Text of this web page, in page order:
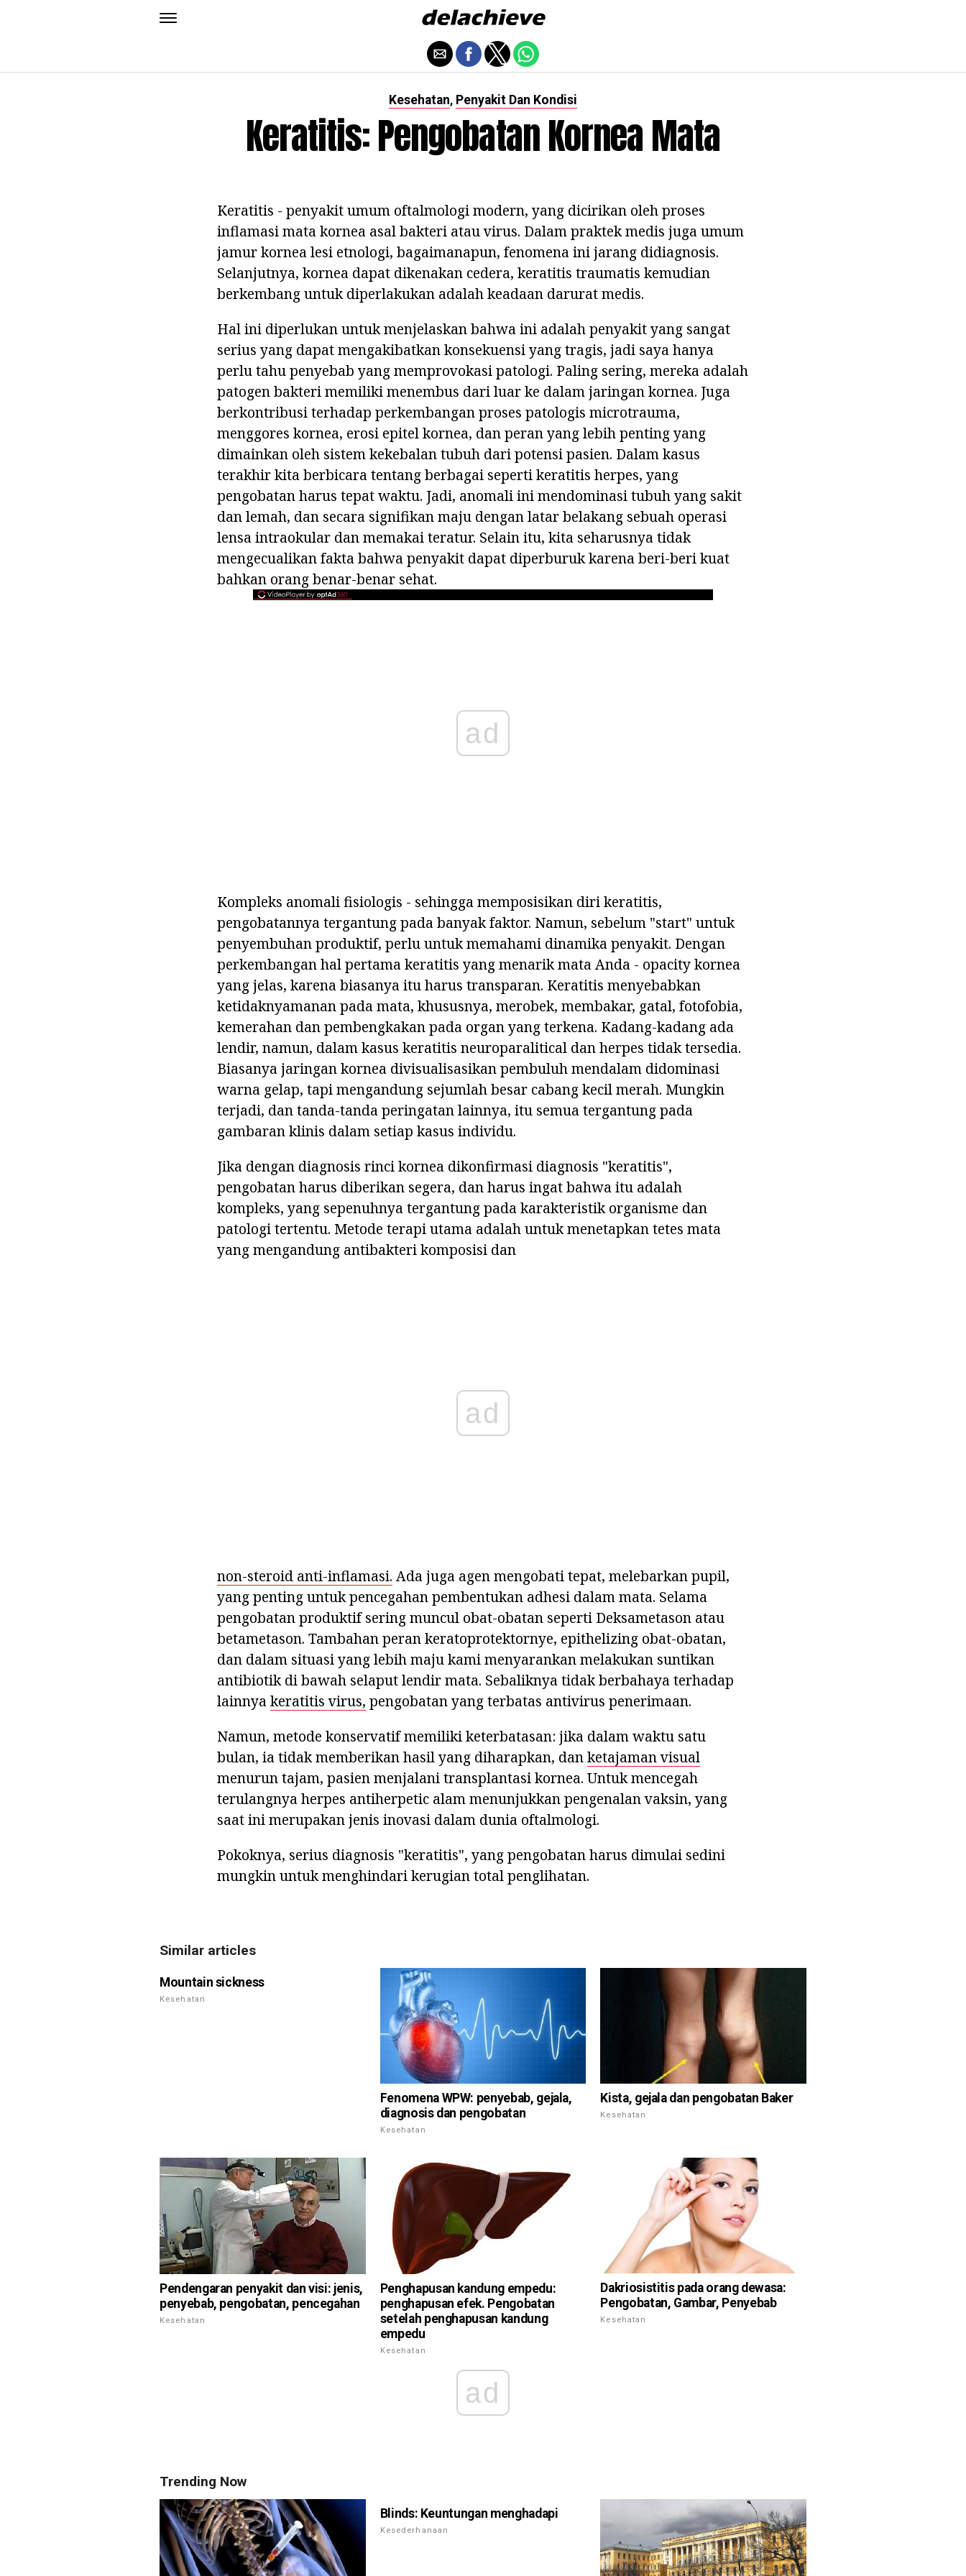
Kesehatan, Penyakit Dan Kondisi
Keratitis: Pengobatan Kornea Mata
Keratitis - penyakit umum oftalmologi modern, yang dicirikan oleh proses
inflamasi mata kornea asal bakteri atau virus. Dalam praktek medis juga umum
jamur kornea lesi etnologi, bagaimanapun, fenomena ini jarang didiagnosis.
Selanjutnya, kornea dapat dikenakan cedera, keratitis traumatis kemudian
berkembang untuk diperlakukan adalah keadaan darurat medis.
Hal ini diperlukan untuk menjelaskan bahwa ini adalah penyakit yang sangat
serius yang dapat mengakibatkan konsekuensi yang tragis, jadi saya hanya
perlu tahu penyebab yang memprovokasi patologi. Paling sering, mereka adalah
patogen bakteri memiliki menembus dari luar ke dalam jaringan kornea. Juga
berkontribusi terhadap perkembangan proses patologis microtrauma,
menggores kornea, erosi epitel kornea, dan peran yang lebih penting yang
dimainkan oleh sistem kekebalan tubuh dari potensi pasien. Dalam kasus
terakhir kita berbicara tentang berbagai seperti keratitis herpes, yang
pengobatan harus tepat waktu. Jadi, anomali ini mendominasi tubuh yang sakit
dan lemah, dan secara signifikan maju dengan latar belakang sebuah operasi
lensa intraokular dan memakai teratur. Selain itu, kita seharusnya tidak
mengecualikan fakta bahwa penyakit dapat diperburuk karena beri-beri kuat
bahkan orang benar-benar sehat.
ad
Kompleks anomali fisiologis - sehingga memposisikan diri keratitis,
pengobatannya tergantung pada banyak faktor. Namun, sebelum "start" untuk
penyembuhan produktif, perlu untuk memahami dinamika penyakit. Dengan
perkembangan hal pertama keratitis yang menarik mata Anda - opacity kornea
yang jelas, karena biasanya itu harus transparan. Keratitis menyebabkan
ketidaknyamanan pada mata, khususnya, merobek, membakar, gatal, fotofobia,
kemerahan dan pembengkakan pada organ yang terkena. Kadang-kadang ada
lendir, namun, dalam kasus keratitis neuroparalitical dan herpes tidak tersedia.
Biasanya jaringan kornea divisualisasikan pembuluh mendalam didominasi
warna gelap, tapi mengandung sejumlah besar cabang kecil merah. Mungkin
terjadi, dan tanda-tanda peringatan lainnya, itu semua tergantung pada
gambaran klinis dalam setiap kasus individu.
Jika dengan diagnosis rinci kornea dikonfirmasi diagnosis "keratitis",
pengobatan harus diberikan segera, dan harus ingat bahwa itu adalah
kompleks, yang sepenuhnya tergantung pada karakteristik organisme dan
patologi tertentu. Metode terapi utama adalah untuk menetapkan tetes mata
yang mengandung antibakteri komposisi dan
ad
non-steroid anti-inflamasi. Ada juga agen mengobati tepat, melebarkan pupil,
yang penting untuk pencegahan pembentukan adhesi dalam mata. Selama
pengobatan produktif sering muncul obat-obatan seperti Deksametason atau
betametason. Tambahan peran keratoprotektornye, epithelizing obat-obatan,
dan dalam situasi yang lebih maju kami menyarankan melakukan suntikan
antibiotik di bawah selaput lendir mata. Sebaliknya tidak berbahaya terhadap
lainnyakeratitis virus, pengobatan yang terbatas antivirus penerimaan.
Namun, metode konservatif memiliki keterbatasan: jika dalam waktu satu
bulan, ia tidak memberikan hasil yang diharapkan, danketajaman visual
menurun tajam, pasien menjalani transplantasi kornea. Untuk mencegah
terulangnya herpes antiherpetic alam menunjukkan pengenalan vaksin, yang
saat ini merupakan jenis inovasi dalam dunia oftalmologi.
Pokoknya, serius diagnosis "keratitis", yang pengobatan harus dimulai sedini
mungkin untuk menghindari kerugian total penglihatan.
Similar articles
Mountain sickness
Kesehatan
Fenomena WPW: penyebab, gejala,
diagnosis dan pengobatan
Kesehatan
Kista, gejala dan pengobatan Baker
Kesehatan
Pendengaran penyakit dan visi: jenis,
penyebab, pengobatan, pencegahan
Kesehatan
Penghapusan kandung empedu:
penghapusan efek. Pengobatan
setelah penghapusan kandung
empedu
Kesehatan
Dakriosistitis pada orang dewasa:
Pengobatan, Gambar, Penyebab
Kesehatan
ad
Trending Now
Blinds: Keuntungan menghadapi
Kesederhanaan